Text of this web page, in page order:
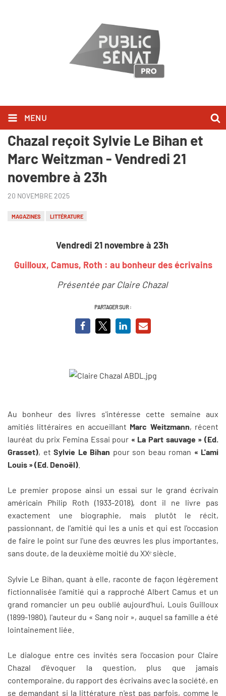
MENU
Au bonheur des livres - Claire
Chazal reçoit Sylvie Le Bihan et
Marc Weitzman - Vendredi 21
novembre à 23h
20 NOVEMBRE 2025
MAGAZINES LITTÉRATURE
Vendredi 21 novembre à 23h
Guilloux, Camus, Roth : au bonheur des écrivains
Présentée par Claire Chazal
PARTAGER SUR :
Au bonheur des livres s'intéresse cette semaine aux
amitiés littéraires en accueillant Marc Weitzmann, récent
lauréat du prix Femina Essai pour « La Part sauvage » (Ed.
Grasset), et Sylvie Le Bihan pour son beau roman « L'ami
Louis » (Ed. Denoël)
Le premier propose ainsi un essai sur le grand écrivain
américain Philip Roth (1933-2018), dont il ne livre pas
exactement une biographie, mais plutôt le récit,
passionnant, de l'amitié qui les a unis et qui est l'occasion
de faire le point sur l'une des œuvres les plus importantes,
sans doute, de la deuxième moitié du XXᵉ siècle.
Sylvie Le Bihan, quant à elle, raconte de façon légèrement
fictionnalisée l'amitié qui a rapproché Albert Camus et un
grand romancier un peu oublié aujourd'hui, Louis Guilloux
(1899-1980), l'auteur du « Sang noir », auquel sa famille a été
lointainement liée.
Le dialogue entre ces invités sera l'occasion pour Claire
Chazal d'évoquer la question, plus que jamais
contemporaine, du rapport des écrivains avec la société, en
se demandant si la littérature n'est pas parfois, comme le